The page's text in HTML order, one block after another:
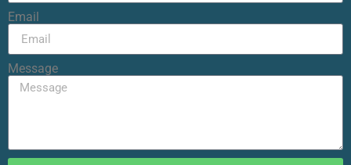
Email
Message